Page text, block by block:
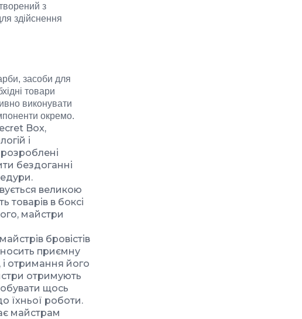
з
здійснення
засоби для
товари
виконувати
окремо.
Box,
і
бездоганні
великою
товарів в боксі
майстри
бровістів
приємну
і отримання його
отримують
щось
їхньої роботи.
майстрам